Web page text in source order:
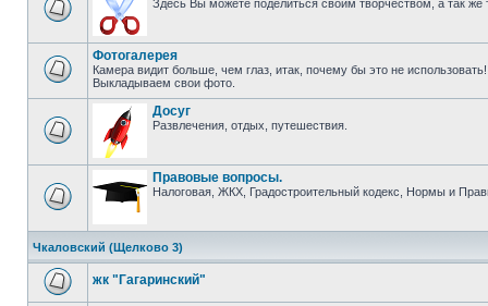
Здесь Вы можете поделиться своим творчеством, а так же
Фотогалерея
Камера видит больше, чем глаз, итак, почему бы это не использовать!
Выкладываем свои фото.
Досуг
Развлечения, отдых, путешествия.
Правовые вопросы.
Налоговая, ЖКХ, Градостроительный кодекс, Нормы и
Чкаловский (Щелково 3)
жк "Гагаринский"